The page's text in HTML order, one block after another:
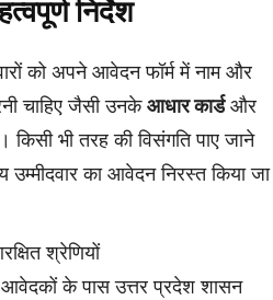
निर्देश
को अपने आवेदन फॉर्म में नाम और
चाहिए जैसी उनकेआधार कार्डऔर
किसी भी तरह की विसंगति पाए जाने
का आवेदन निरस्त किया जा
श्रेणियों
के पास उत्तर प्रदेश शासन